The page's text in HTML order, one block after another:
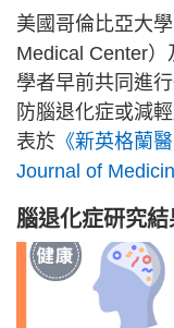
美國哥倫比亞大
Medical Center
學者早前共同進
防腦退化症或減
表於 《新英格蘭
Journal of
腦退化症研究